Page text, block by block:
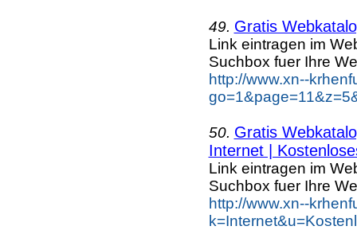
49. Gratis
Link eintragen im
Suchbox fuer Ihre
http://www.xn--
50. Gratis
Internet |
Link eintragen im
Suchbox fuer Ihre
http://www.xn--